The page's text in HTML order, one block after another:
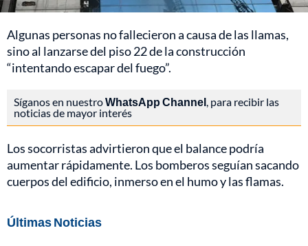
Algunas personas no fallecieron a causa de las llamas,
sino al lanzarse del piso 22 de la construcción
“intentando escapar del fuego”.
Síganos en nuestroWhatsApp Channel , para recibir las
noticias de mayor interés
Los socorristas advirtieron que el balance podría
aumentar rápidamente. Los bomberos seguían sacando
cuerpos del edificio, inmerso en el humo y las flamas.
Últimas Noticias